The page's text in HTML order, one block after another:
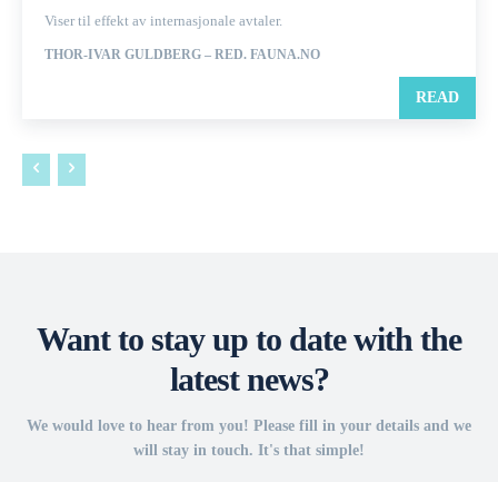
Viser til effekt av internasjonale avtaler.
THOR-IVAR GULDBERG – RED. FAUNA.NO
READ
Want to stay up to date with the
latest news?
We would love to hear from you! Please fill in your details and we
will stay in touch. It's that simple!